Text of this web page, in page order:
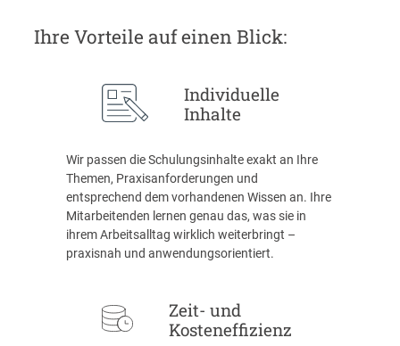
Ihre Vorteile auf einen Blick:
Individuelle
Inhalte
Wir passen die Schulungsinhalte exakt an Ihre
Themen, Praxisanforderungen und
entsprechend dem vorhandenen Wissen an. Ihre
Mitarbeitenden lernen genau das, was sie in
ihrem Arbeitsalltag wirklich weiterbringt –
praxisnah und anwendungsorientiert.
Zeit- und
Kosteneffizienz